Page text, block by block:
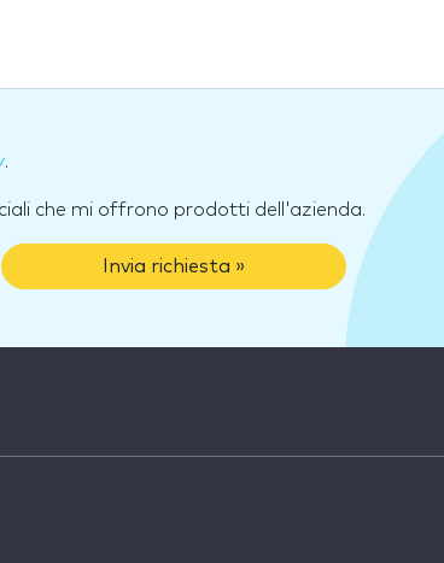
.
che mi offrono prodotti dell'azienda.
Invia richiesta »